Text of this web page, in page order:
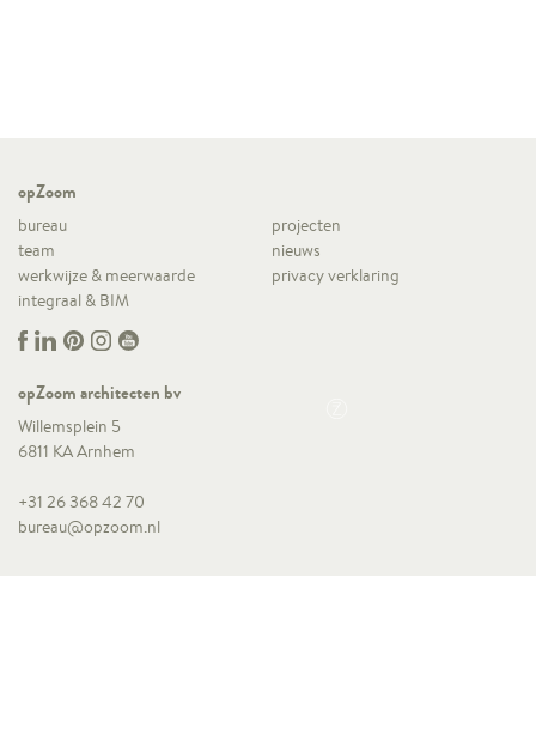
opZoom
bureau
projecten
team
nieuws
werkwijze & meerwaarde
privacy verklaring
integraal & BIM
opZoom architecten bv
Willemsplein 5
6811 KA Arnhem
+31 26 368 42 70
bureau@opzoom.nl